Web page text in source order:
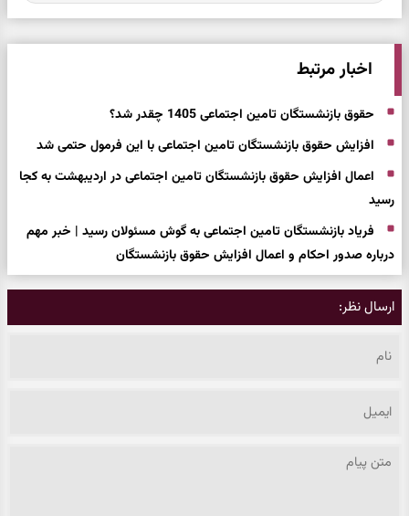
اخبار مرتبط
حقوق بازنشستگان تامین اجتماعی 1405 چقدر شد؟
افزایش حقوق بازنشستگان تامین اجتماعی با این فرمول حتمی شد
اعمال افزایش حقوق بازنشستگان تامین اجتماعی در اردیبهشت به کجا
رسید
فریاد بازنشستگان تامین اجتماعی به گوش مسئولان رسید | خبر مهم
درباره صدور احکام و اعمال افزایش حقوق بازنشستگان
ارسال نظر: